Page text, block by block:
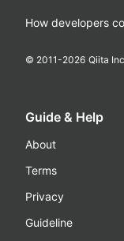
How developers
© 2011-2026 Qiita
Guide & Help
About
Terms
Privacy
Guideline